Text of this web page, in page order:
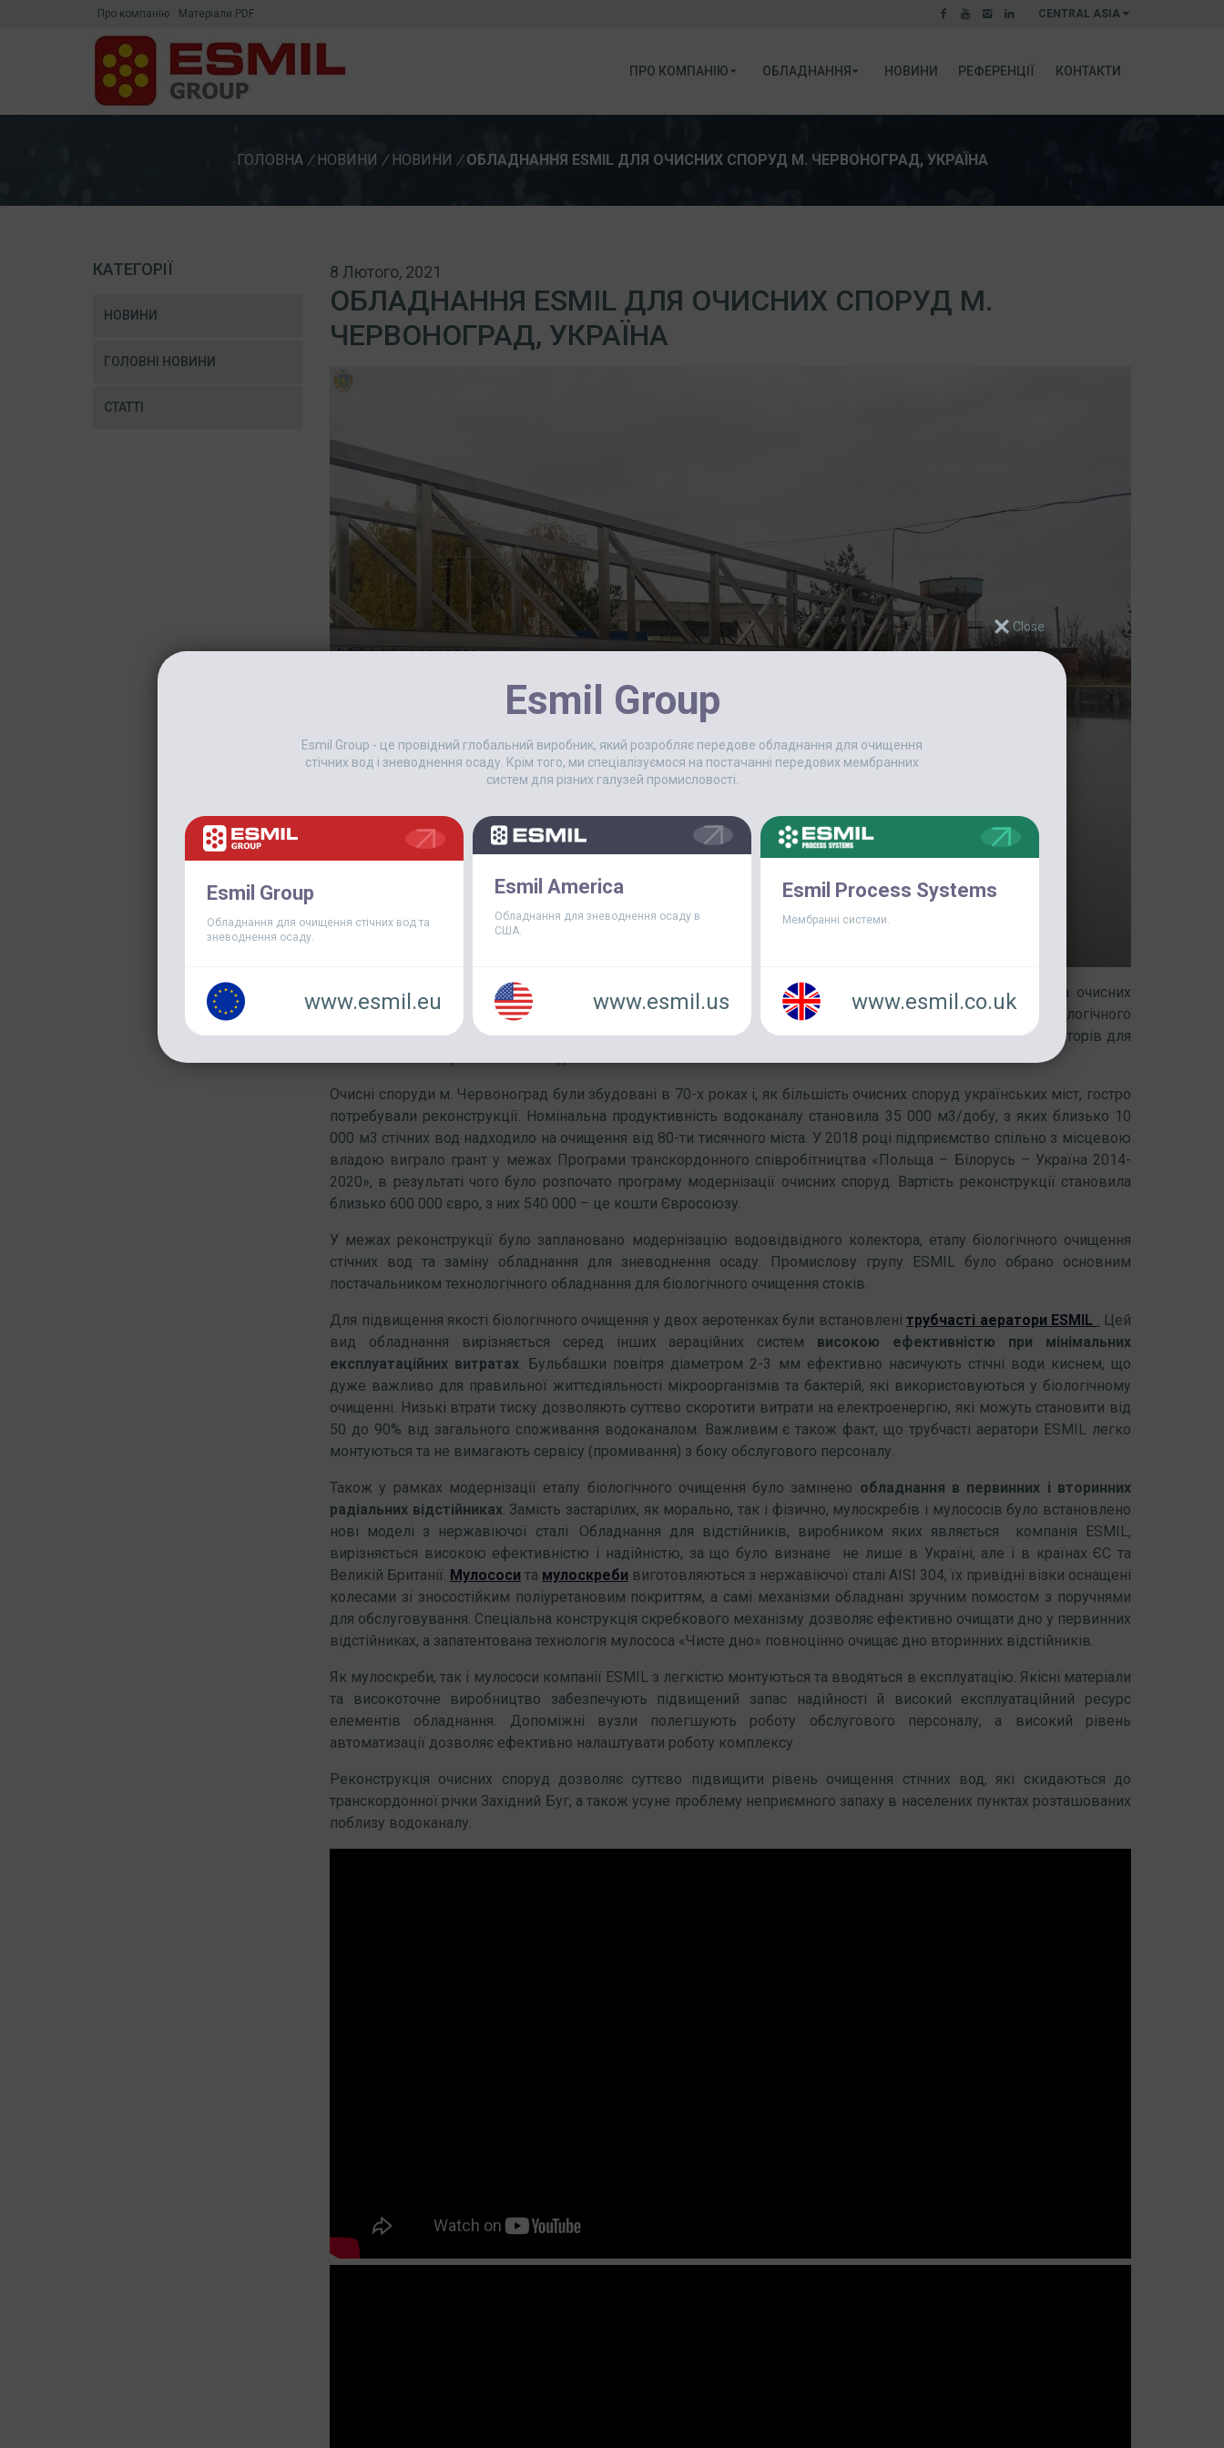
Про компанію Матеріали PDF CENTRAL ASIA
ПРО КОМПАНІЮ ОБЛАДНАННЯ НОВИНИ РЕФЕРЕНЦІЇ КОНТАКТИ
ГОЛОВНА/ НОВИНИ / НОВИНИ /ОБЛАДНАННЯ ESMIL ДЛЯ ОЧИСНИХ СПОРУД М. ЧЕРВОНОГРАД, УКРАЇНА
ОБЛАДНАННЯ ESMIL ДЛЯ ОЧИСНИХ СПОРУД М.
ЧЕРВОНОГРАД, УКРАЇНА
8 Лютого, 2021
Наприкінці 2020 року було завершено монтаж та пусконалагоджувальні роботи обладнання ESMIL на очисних
спорудах м. Червоноград Львівської області. Промислова група ESMIL виступила постачальником технологічного
обладнання: двох радіальних мулоскребів ІРПО-20, двох мулососів ІРВО-20 та комплекту трубчастих аераторів для
Очисні споруди м. Червоноград були збудовані в 70-х роках і, як більшість очисних споруд українських міст, гостро
потребували реконструкції. Номінальна продуктивність водоканалу становила 35 000 м3/добу, з яких близько 10
000 м3 стічних вод надходило на очищення від 80-ти тисячного міста. У 2018 році підприємство спільно з місцевою
владою виграло грант у межах Програми транскордонного співробітництва «Польща – Білорусь – Україна 2014-
2020», в результаті чого було розпочато програму модернізації очисних споруд. Вартість реконструкції становила
близько 600 000 євро, з них 540 000 – це кошти Євросоюзу.
У межах реконструкції було заплановано модернізацію водовідвідного колектора, етапу біологічного очищення
стічних вод та заміну обладнання для зневоднення осаду. Промислову групу ESMIL було обрано основним
постачальником технологічного обладнання для біологічного очищення стоків.
Для підвищення якості біологічного очищення у двох аеротенках були встановлені трубчасті аератори ESMIL . Цей
вид обладнання вирізняється серед інших аераційних систем високою ефективністю при мінімальних
експлуатаційних витратах. Бульбашки повітря діаметром 2-3 мм ефективно насичують стічні води киснем, що
дуже важливо для правильної життєдіяльності мікроорганізмів та бактерій, які використовуються у біологічному
очищенні. Низькі втрати тиску дозволяють суттєво скоротити витрати на електроенергію, які можуть становити від
50 до 90% від загального споживання водоканалом. Важливим є також факт, що трубчасті аератори ESMIL легко
монтуються та не вимагають сервісу (промивання) з боку обслугового персоналу.
Також у рамках модернізації етапу біологічного очищення було замінено обладнання в первинних і вторинних
радіальних відстійниках. Замість застарілих, як морально, так і фізично, мулоскребів і мулососів було встановлено
нові моделі з нержавіючої сталі. Обладнання для відстійників, виробником яких являється компанія ESMIL,
вирізняється високою ефективністю і надійністю, за що було визнане не лише в Україні, але і в країнах ЄС та
Великій Британії. Мулососи та мулоскреби виготовляються з нержавіючої сталі AISI 304, їх привідні візки оснащені
колесами зі зносостійким поліуретановим покриттям, а самі механізми обладнані зручним помостом з поручнями
для обслуговування. Спеціальна конструкція скребкового механізму дозволяє ефективно очищати дно у первинних
відстійниках, а запатентована технологія мулососа «Чисте дно» повноцінно очищає дно вторинних відстійників.
Як мулоскреби, так і мулососи компанії ESMIL з легкістю монтуються та вводяться в експлуатацію. Якісні матеріали
та високоточне виробництво забезпечують підвищений запас надійності й високий експлуатаційний ресурс
елементів обладнання. Допоміжні вузли полегшують роботу обслугового персоналу, а високий рівень
автоматизації дозволяє ефективно налаштувати роботу комплексу.
Реконструкція очисних споруд дозволяє суттєво підвищити рівень очищення стічних вод, які скидаються до
транскордонної річки Західний Буг, а також усуне проблему неприємного запаху в населених пунктах розташованих
поблизу водоканалу.
КАТЕГОРІЇ
НОВИНИ
ГОЛОВНІ НОВИНИ
СТАТТІ
Esmil Group
Esmil Group - це провідний глобальний виробник, який розробляє передове обладнання для очищення
стічних вод і зневоднення осаду. Крім того, ми спеціалізуємося на постачанні передових мембранних
систем для різних галузей промисловості.
Esmil Group
Обладнання для очищення стічних вод та
зневоднення осаду.
www.esmil.eu
Esmil America
Обладнання для зневоднення осаду в
США.
www.esmil.us
Esmil Process Systems
Мембранні системи.
www.esmil.co.uk